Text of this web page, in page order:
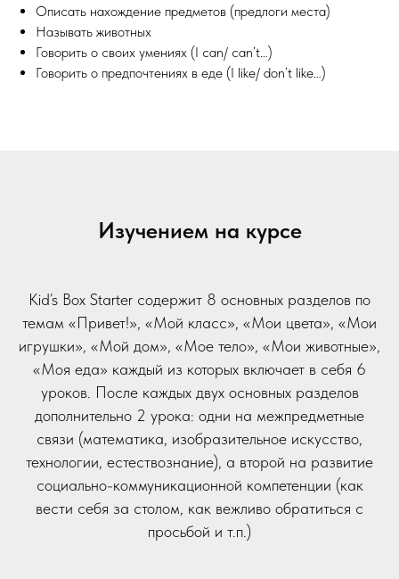
Описать нахождение предметов (предлоги места)
Называть животных
Говорить о своих умениях (I can/ can’t…)
Говорить о предпочтениях в еде (I like/ don’t like…)
Изучением на курсе
Kid’s Box Starter содержит 8 основных разделов по
темам «Привет!», «Мой класс», «Мои цвета», «Мои
игрушки», «Мой дом», «Мое тело», «Мои животные»,
«Моя еда» каждый из которых включает в себя 6
уроков. После каждых двух основных разделов
дополнительно 2 урока: одни на межпредметные
связи (математика, изобразительное искусство,
технологии, естествознание), а второй на развитие
социально-коммуникационной компетенции (как
вести себя за столом, как вежливо обратиться с
просьбой и т.п.)